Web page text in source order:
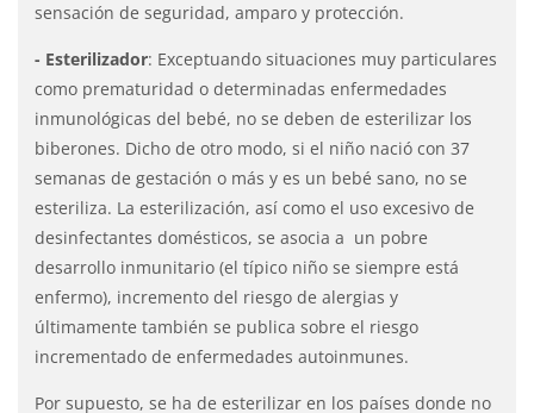
sensación de seguridad, amparo y protección.
- Esterilizador: Exceptuando situaciones muy particulares
como prematuridad o determinadas enfermedades
inmunológicas del bebé, no se deben de esterilizar los
biberones. Dicho de otro modo, si el niño nació con 37
semanas de gestación o más y es un bebé sano, no se
esteriliza. La esterilización, así como el uso excesivo de
desinfectantes domésticos, se asocia a un pobre
desarrollo inmunitario (el típico niño se siempre está
enfermo), incremento del riesgo de alergias y
últimamente también se publica sobre el riesgo
incrementado de enfermedades autoinmunes.
Por supuesto, se ha de esterilizar en los países donde no